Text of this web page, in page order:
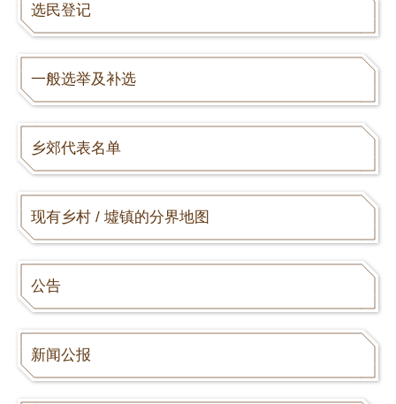
选民登记
一般选举及补选
乡郊代表名单
现有乡村 / 墟镇的分界地图
公告
新闻公报